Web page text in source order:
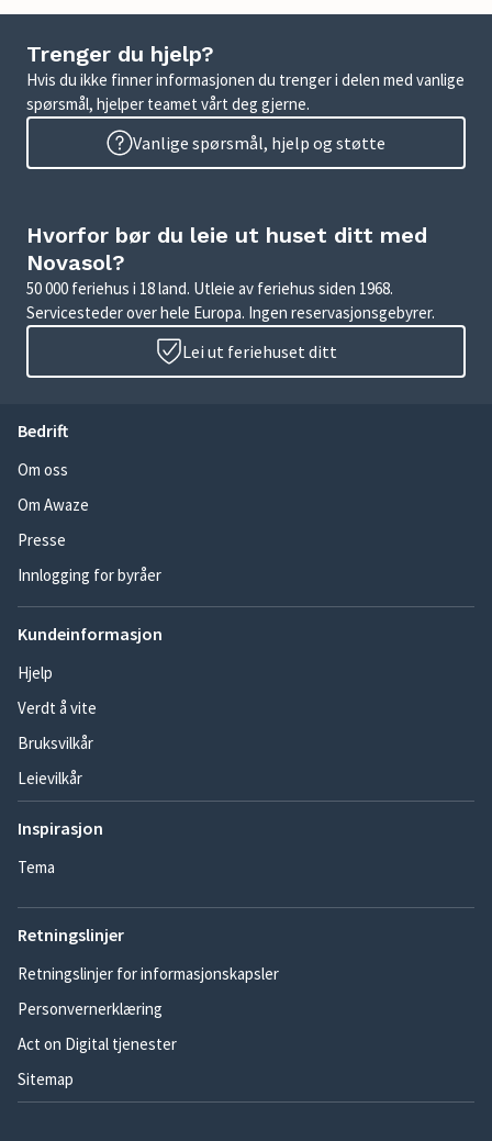
Trenger du hjelp?
Hvis du ikke finner informasjonen du trenger i delen med vanlige
spørsmål, hjelper teamet vårt deg gjerne.
Vanlige spørsmål, hjelp og støtte
Hvorfor bør du leie ut huset ditt med
Novasol?
50 000 feriehus i 18 land. Utleie av feriehus siden 1968.
Servicesteder over hele Europa. Ingen reservasjonsgebyrer.
Lei ut feriehuset ditt
Bedrift
Om oss
Om Awaze
Presse
Innlogging for byråer
Kundeinformasjon
Hjelp
Verdt å vite
Bruksvilkår
Leievilkår
Inspirasjon
Tema
Retningslinjer
Retningslinjer for informasjonskapsler
Personvernerklæring
Act on Digital tjenester
Sitemap